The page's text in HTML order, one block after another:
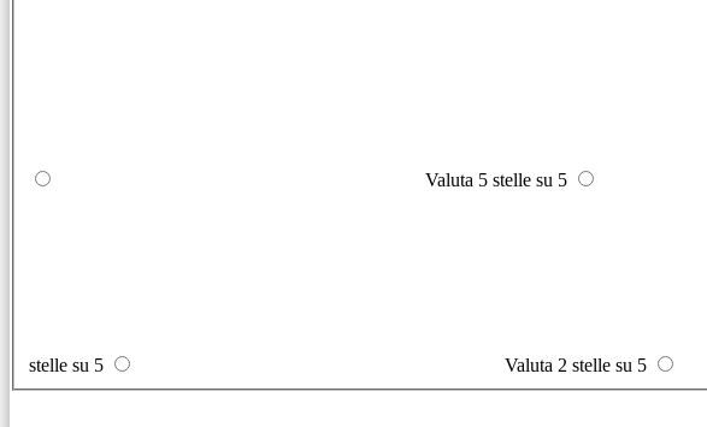
Valuta 5 stelle su 5
stelle su 5 Valuta 2 stelle su 5